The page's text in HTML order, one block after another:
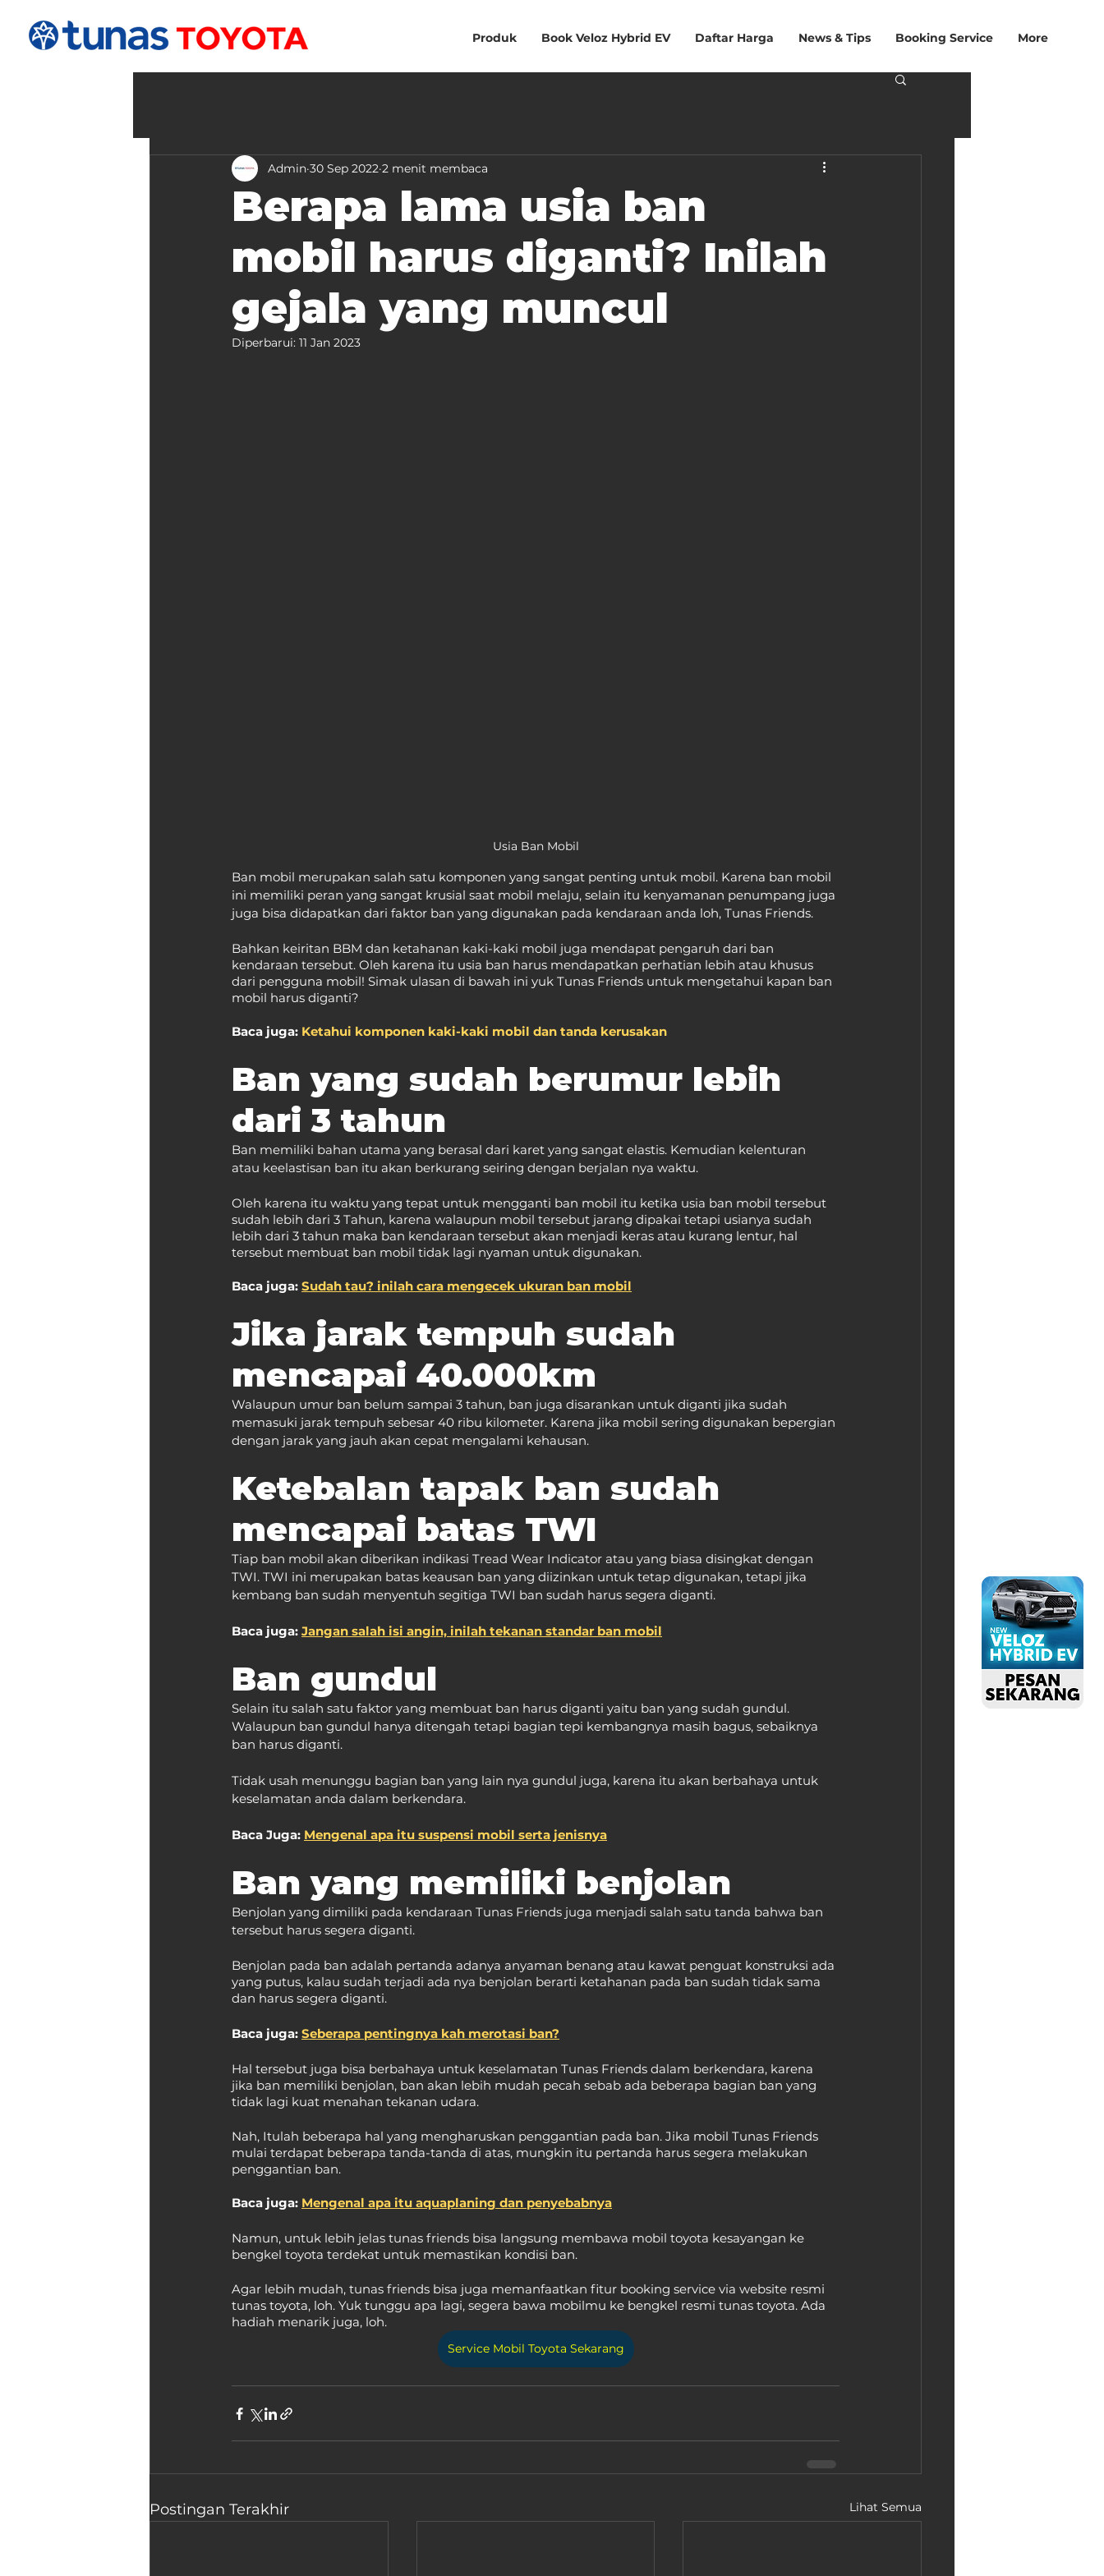
Produk Book Veloz Hybrid EV Daftar Harga News & Tips Booking Service More
Berapa lama usia ban
mobil harus diganti? Inilah
gejala yang muncul
Admin 30 Sep 2022 2 menit membaca
Diperbarui: 11 Jan 2023
Usia Ban Mobil
Ban mobil merupakan salah satu komponen yang sangat penting untuk mobil. Karena ban mobil
ini memiliki peran yang sangat krusial saat mobil melaju, selain itu kenyamanan penumpang juga
juga bisa didapatkan dari faktor ban yang digunakan pada kendaraan anda loh, Tunas Friends.
Bahkan keiritan BBM dan ketahanan kaki-kaki mobil juga mendapat pengaruh dari ban
kendaraan tersebut. Oleh karena itu usia ban harus mendapatkan perhatian lebih atau khusus
dari pengguna mobil! Simak ulasan di bawah ini yuk Tunas Friends untuk mengetahui kapan ban
mobil harus diganti?
Baca juga: Ketahui komponen kaki-kaki mobil dan tanda kerusakan
Ban yang sudah berumur lebih
dari 3 tahun
Ban memiliki bahan utama yang berasal dari karet yang sangat elastis. Kemudian kelenturan
atau keelastisan ban itu akan berkurang seiring dengan berjalan nya waktu.
Oleh karena itu waktu yang tepat untuk mengganti ban mobil itu ketika usia ban mobil tersebut
sudah lebih dari 3 Tahun, karena walaupun mobil tersebut jarang dipakai tetapi usianya sudah
lebih dari 3 tahun maka ban kendaraan tersebut akan menjadi keras atau kurang lentur, hal
tersebut membuat ban mobil tidak lagi nyaman untuk digunakan.
Baca juga: Sudah tau? inilah cara mengecek ukuran ban mobil
Jika jarak tempuh sudah
mencapai 40.000km
Walaupun umur ban belum sampai 3 tahun, ban juga disarankan untuk diganti jika sudah
memasuki jarak tempuh sebesar 40 ribu kilometer. Karena jika mobil sering digunakan bepergian
dengan jarak yang jauh akan cepat mengalami kehausan.
Ketebalan tapak ban sudah
mencapai batas TWI
Tiap ban mobil akan diberikan indikasi Tread Wear Indicator atau yang biasa disingkat dengan
TWI. TWI ini merupakan batas keausan ban yang diizinkan untuk tetap digunakan, tetapi jika
kembang ban sudah menyentuh segitiga TWI ban sudah harus segera diganti.
Baca juga: Jangan salah isi angin, inilah tekanan standar ban mobil
Ban gundul
Selain itu salah satu faktor yang membuat ban harus diganti yaitu ban yang sudah gundul.
Walaupun ban gundul hanya ditengah tetapi bagian tepi kembangnya masih bagus, sebaiknya
ban harus diganti.
Tidak usah menunggu bagian ban yang lain nya gundul juga, karena itu akan berbahaya untuk
keselamatan anda dalam berkendara.
Baca Juga: Mengenal apa itu suspensi mobil serta jenisnya
Ban yang memiliki benjolan
Benjolan yang dimiliki pada kendaraan Tunas Friends juga menjadi salah satu tanda bahwa ban
tersebut harus segera diganti.
Benjolan pada ban adalah pertanda adanya anyaman benang atau kawat penguat konstruksi ada
yang putus, kalau sudah terjadi ada nya benjolan berarti ketahanan pada ban sudah tidak sama
dan harus segera diganti.
Baca juga: Seberapa pentingnya kah merotasi ban?
Hal tersebut juga bisa berbahaya untuk keselamatan Tunas Friends dalam berkendara, karena
jika ban memiliki benjolan, ban akan lebih mudah pecah sebab ada beberapa bagian ban yang
tidak lagi kuat menahan tekanan udara.
Nah, Itulah beberapa hal yang mengharuskan penggantian pada ban. Jika mobil Tunas Friends
mulai terdapat beberapa tanda-tanda di atas, mungkin itu pertanda harus segera melakukan
penggantian ban.
Baca juga: Mengenal apa itu aquaplaning dan penyebabnya
Namun, untuk lebih jelas tunas friends bisa langsung membawa mobil toyota kesayangan ke
bengkel toyota terdekat untuk memastikan kondisi ban.
Agar lebih mudah, tunas friends bisa juga memanfaatkan fitur booking service via website resmi
tunas toyota, loh. Yuk tunggu apa lagi, segera bawa mobilmu ke bengkel resmi tunas toyota. Ada
hadiah menarik juga, loh.
Service Mobil Toyota Sekarang
Postingan Terakhir Lihat Semua